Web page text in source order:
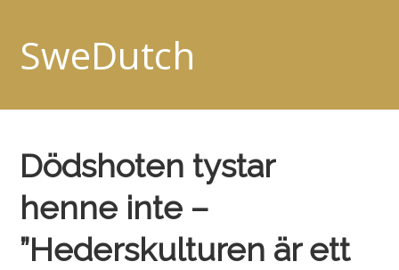
SweDutch
Dödshoten tystar
henne inte –
”Hederskulturen är ett